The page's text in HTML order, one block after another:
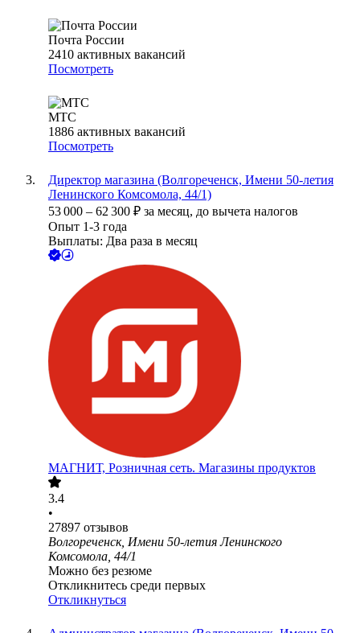
Почта России
2410 активных вакансий
Посмотреть
МТС
1886 активных вакансий
Посмотреть
Директор магазина (Волгореченск, Имени 50-летия
Ленинского Комсомола, 44/1)
53 000 – 62 300 ₽ за месяц, до вычета налогов
Опыт 1-3 года
Выплаты: Два раза в месяц
МАГНИТ, Розничная сеть. Магазины продуктов
3.4
•
27897 отзывов
Волгореченск, Имени 50-летия Ленинского
Комсомола, 44/1
Можно без резюме
Откликнитесь среди первых
Откликнуться